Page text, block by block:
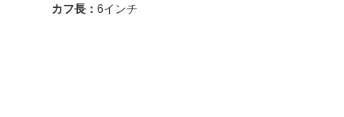
カフ長： 6インチ